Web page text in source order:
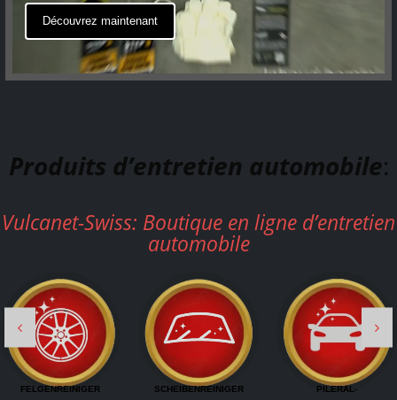
Découvrez maintenant
Produits d’entretien automobile:
Vulcanet-Swiss: Boutique en ligne d’entretien
automobile
SCHEIBENREINIGER
PILERAL-
MOTORRADPFLEGE